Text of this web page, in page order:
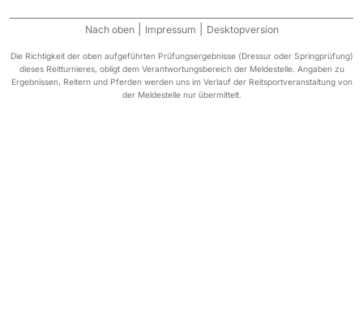
Nach oben Impressum Desktopversion
Die Richtigkeit der oben aufgeführten Prüfungsergebnisse (Dressur oder Springprüfung)
dieses Reitturnieres, obligt dem Verantwortungsbereich der Meldestelle. Angaben zu
Ergebnissen, Reitern und Pferden werden uns im Verlauf der Reitsportveranstaltung von
der Meldestelle nur übermittelt.